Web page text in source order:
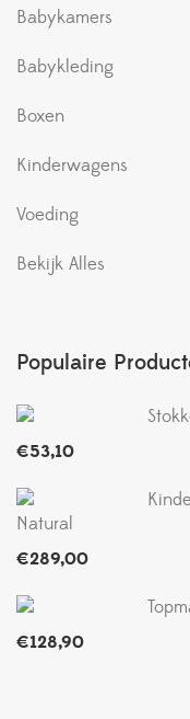
Babykamers
Babykleding
Boxen
Kinderwagens
Voeding
Bekijk Alles
Populaire
€53,10
Natural
€289,00
€128,90